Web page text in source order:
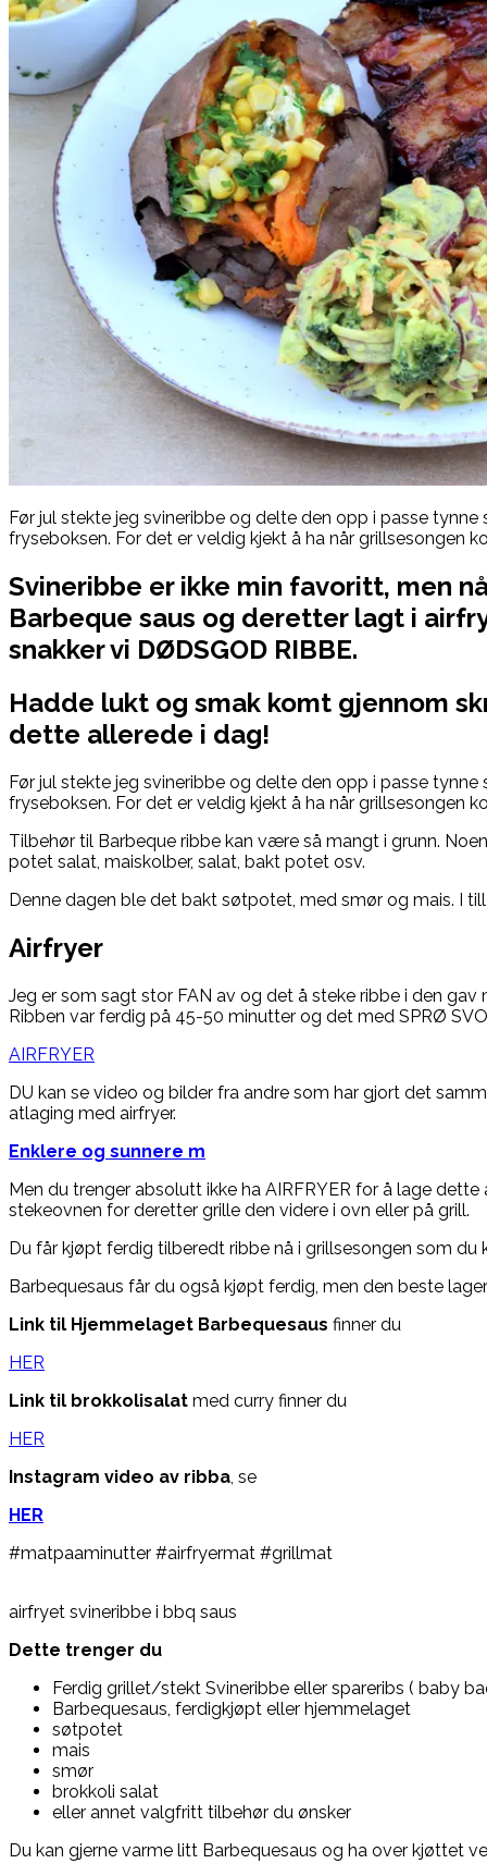
Før jul stekte jeg svineribbe og delte den opp i passe
fryseboksen. For det er veldig kjekt å ha når grillsesongen
Svineribbe er ikke min favoritt, men
Barbeque saus og deretter lagt i
snakker vi DØDSGOD RIBBE.
Hadde lukt og smak komt gjennom
dette allerede i dag!
Før jul stekte jeg svineribbe og delte den opp i passe
fryseboksen. For det er veldig kjekt å ha når grillsesongen
Tilbehør til Barbeque ribbe kan være så mangt i grunn.
potet salat, maiskolber, salat, bakt potet osv.
Denne dagen ble det bakt søtpotet, med smør og mais. I
Airfryer
Jeg er som sagt stor FAN av og det å steke ribbe i den gav
Ribben var ferdig på 45-50 minutter og det med SPRØ
AIRFRYER
DU kan se video og bilder fra andre som har gjort det
atlaging med airfryer.
Enklere og sunnere m
Men du trenger absolutt ikke ha AIRFRYER for å lage dette
stekeovnen for deretter grille den videre i ovn eller på grill.
Du får kjøpt ferdig tilberedt ribbe nå i grillsesongen som du
Barbequesaus får du også kjøpt ferdig, men den beste
Link til Hjemmelaget Barbequesaus finner du
HER
Link til brokkolisalat med curry finner du
HER
Instagram video av ribba, se
HER
#matpaaminutter #airfryermat #grillmat
airfryet svineribbe i bbq saus
Dette trenger du
Ferdig grillet/stekt Svineribbe eller spareribs ( baby
Barbequesaus, ferdigkjøpt eller hjemmelaget
søtpotet
mais
smør
brokkoli salat
eller annet valgfritt tilbehør du ønsker
Du kan gjerne varme litt Barbequesaus og ha over kjøttet